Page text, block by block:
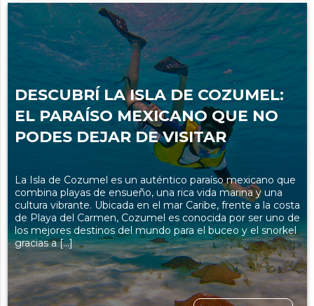
DESCUBRÍ LA ISLA DE COZUMEL:
EL PARAÍSO MEXICANO QUE NO
PODES DEJAR DE VISITAR
La Isla de Cozumel es un auténtico paraíso mexicano que
combina playas de ensueño, una rica vida marina y una
cultura vibrante. Ubicada en el mar Caribe, frente a la costa
de Playa del Carmen, Cozumel es conocida por ser uno de
los mejores destinos del mundo para el buceo y el snorkel
gracias a […]